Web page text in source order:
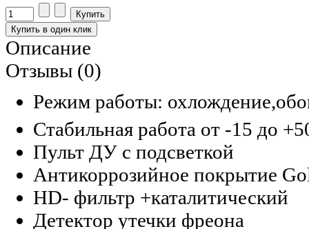
Описание
Отзывы (0)
Режим работы:
Стабильная работа от -15 до
Пульт ДУ с подсветкой
Антикоррозийное покрытие
HD- фильтр +каталитический
Детектор утечки фреона